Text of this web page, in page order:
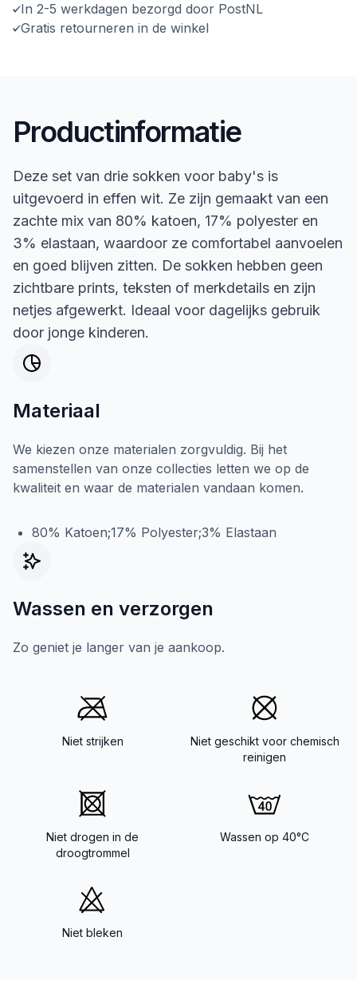
In 2-5 werkdagen bezorgd door PostNL
Gratis retourneren in de winkel
Productinformatie
Deze set van drie sokken voor baby's is
uitgevoerd in effen wit. Ze zijn gemaakt van een
zachte mix van 80% katoen, 17% polyester en
3% elastaan, waardoor ze comfortabel aanvoelen
en goed blijven zitten. De sokken hebben geen
zichtbare prints, teksten of merkdetails en zijn
netjes afgewerkt. Ideaal voor dagelijks gebruik
door jonge kinderen.
Materiaal
We kiezen onze materialen zorgvuldig. Bij het
samenstellen van onze collecties letten we op de
kwaliteit en waar de materialen vandaan komen.
80% Katoen;17% Polyester;3% Elastaan
Wassen en verzorgen
Zo geniet je langer van je aankoop.
Niet strijken
Niet geschikt voor chemisch
reinigen
Niet drogen in de
droogtrommel
Wassen op 40°C
Niet bleken